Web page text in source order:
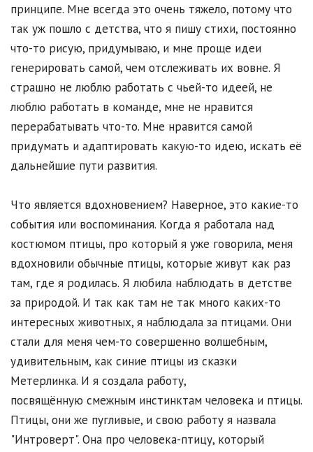
принципе. Мне всегда это очень тяжело, потому что
так уж пошло с детства, что я пишу стихи, постоянно
что-то рисую, придумываю, и мне проще идеи
генерировать самой, чем отслеживать их вовне. Я
страшно не люблю работать с чьей-то идеей, не
люблю работать в команде, мне не нравится
перерабатывать что-то. Мне нравится самой
придумать и адаптировать какую-то идею, искать её
дальнейшие пути развития.
Что является вдохновением? Наверное, это какие-то
события или воспоминания. Когда я работала над
костюмом птицы, про который я уже говорила, меня
вдохновили обычные птицы, которые живут как раз
там, где я родилась. Я любила наблюдать в детстве
за природой. И так как там не так много каких-то
интересных животных, я наблюдала за птицами. Они
стали для меня чем-то совершенно волшебным,
удивительным, как синие птицы из сказки
Метерлинка. И я создала работу,
посвящённую смежным инстинктам человека и птицы.
Птицы, они же пугливые, и свою работу я назвала
"Интроверт". Она про человека-птицу, который